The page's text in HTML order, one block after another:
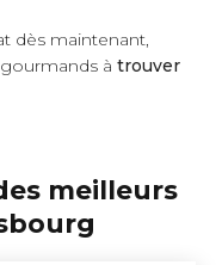
dès maintenant,
gourmands àtrouver
meilleurs